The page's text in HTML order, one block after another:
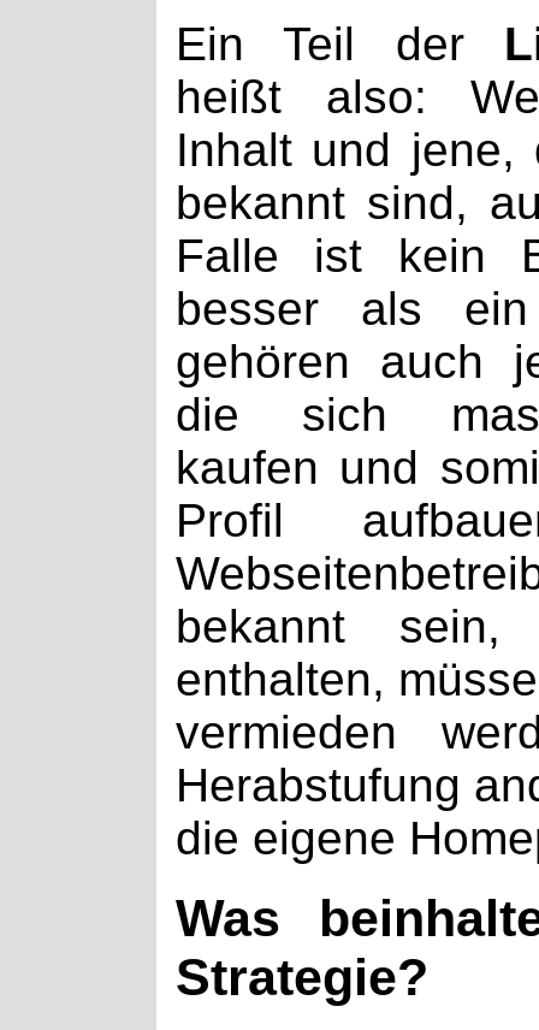
Ein Teil der
heißt also:
Inhalt und jene,
bekannt sind,
Falle ist kein
besser als ein
gehören auch
die sich
kaufen und
Profil
bekannt sein,
enthalten,
vermieden
Herabstufung
die eigene
Was
Strategie?